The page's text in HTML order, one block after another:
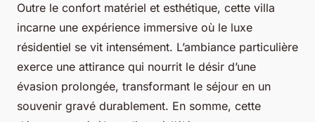
Outre le confort matériel et esthétique, cette villa
incarne une expérience immersive où le luxe
résidentiel se vit intensément. L’ambiance particulière
exerce une attirance qui nourrit le désir d’une
évasion prolongée, transformant le séjour en un
souvenir gravé durablement. En somme, cette